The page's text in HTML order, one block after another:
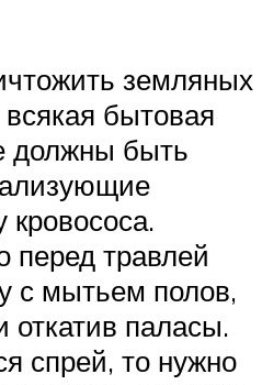
земляных
бытовая
должны быть
перед травлей
с мытьем полов,
откатив паласы.
спрей, то нужно